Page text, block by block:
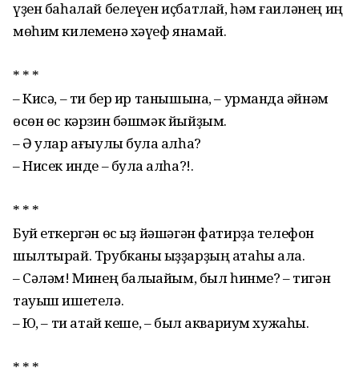
үҙен баһалай белеүен иҫбатлай, һәм ғаиләнең иң
мөһим килеменә хәүеф янамай.
* * *
– Кисә, – ти бер ир танышына, – урманда ҡәйнәм
өсөн өс кәрзин бәшмәк йыйҙым.
– Ә улар ағыулы була ҡалһа?
– Нисек инде – була ҡалһа?!.
* * *
Буй еткергән өс ҡыҙ йәшәгән фатирҙа телефон
шылтырай. Трубканы ҡыҙҙарҙың атаһы ала.
– Сәләм! Минең балыҡҡайым, был һинме? – тигән
тауыш ишетелә.
– Юҡ, – ти атай кеше, – был аквариум хужаһы.
* * *